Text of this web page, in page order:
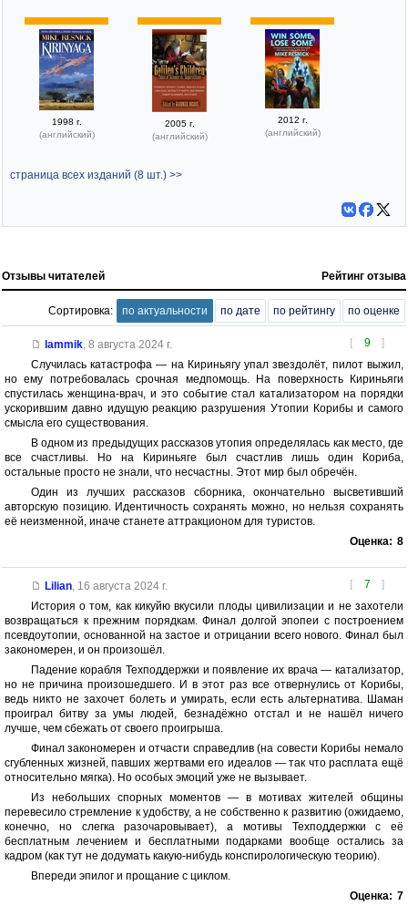
1998 г.
(английский)
2005 г.
(английский)
2012 г.
(английский)
страница всех изданий (8 шт.) >>
Отзывы читателей Рейтинг отзыва
Сортировка: по актуальности по дате по рейтингу по оценке
[ 9 ]
lammik, 8 августа 2024 г.
Случилась катастрофа — на Кириньягу упал звездолёт, пилот выжил,
но ему потребовалась срочная медпомощь. На поверхность Кириньяги
спустилась женщина-врач, и это событие стал катализатором на порядки
ускорившим давно идущую реакцию разрушения Утопии Корибы и самого
смысла его существования.
В одном из предыдущих рассказов утопия определялась как место, где
все счастливы. Но на Кириньяге был счастлив лишь один Кориба,
остальные просто не знали, что несчастны. Этот мир был обречён.
Один из лучших рассказов сборника, окончательно высветивший
авторскую позицию. Идентичность сохранять можно, но нельзя сохранять
её неизменной, иначе станете аттракционом для туристов.
Оценка: 8
[ 7 ]
Lilian, 16 августа 2024 г.
История о том, как кикуйю вкусили плоды цивилизации и не захотели
возвращаться к прежним порядкам. Финал долгой эпопеи с построением
псевдоутопии, основанной на застое и отрицании всего нового. Финал был
закономерен, и он произошёл.
Падение корабля Техподдержки и появление их врача — катализатор,
но не причина произошедшего. И в этот раз все отвернулись от Корибы,
ведь никто не захочет болеть и умирать, если есть альтернатива. Шаман
проиграл битву за умы людей, безнадёжно отстал и не нашёл ничего
лучше, чем сбежать от своего проигрыша.
Финал закономерен и отчасти справедлив (на совести Корибы немало
сгубленных жизней, павших жертвами его идеалов — так что расплата ещё
относительно мягка). Но особых эмоций уже не вызывает.
Из небольших спорных моментов — в мотивах жителей общины
перевесило стремление к удобству, а не собственно к развитию (ожидаемо,
конечно, но слегка разочаровывает), а мотивы Техподдержки с её
бесплатным лечением и бесплатными подарками вообще остались за
кадром (как тут не додумать какую-нибудь конспирологическую теорию).
Впереди эпилог и прощание с циклом.
Оценка: 7